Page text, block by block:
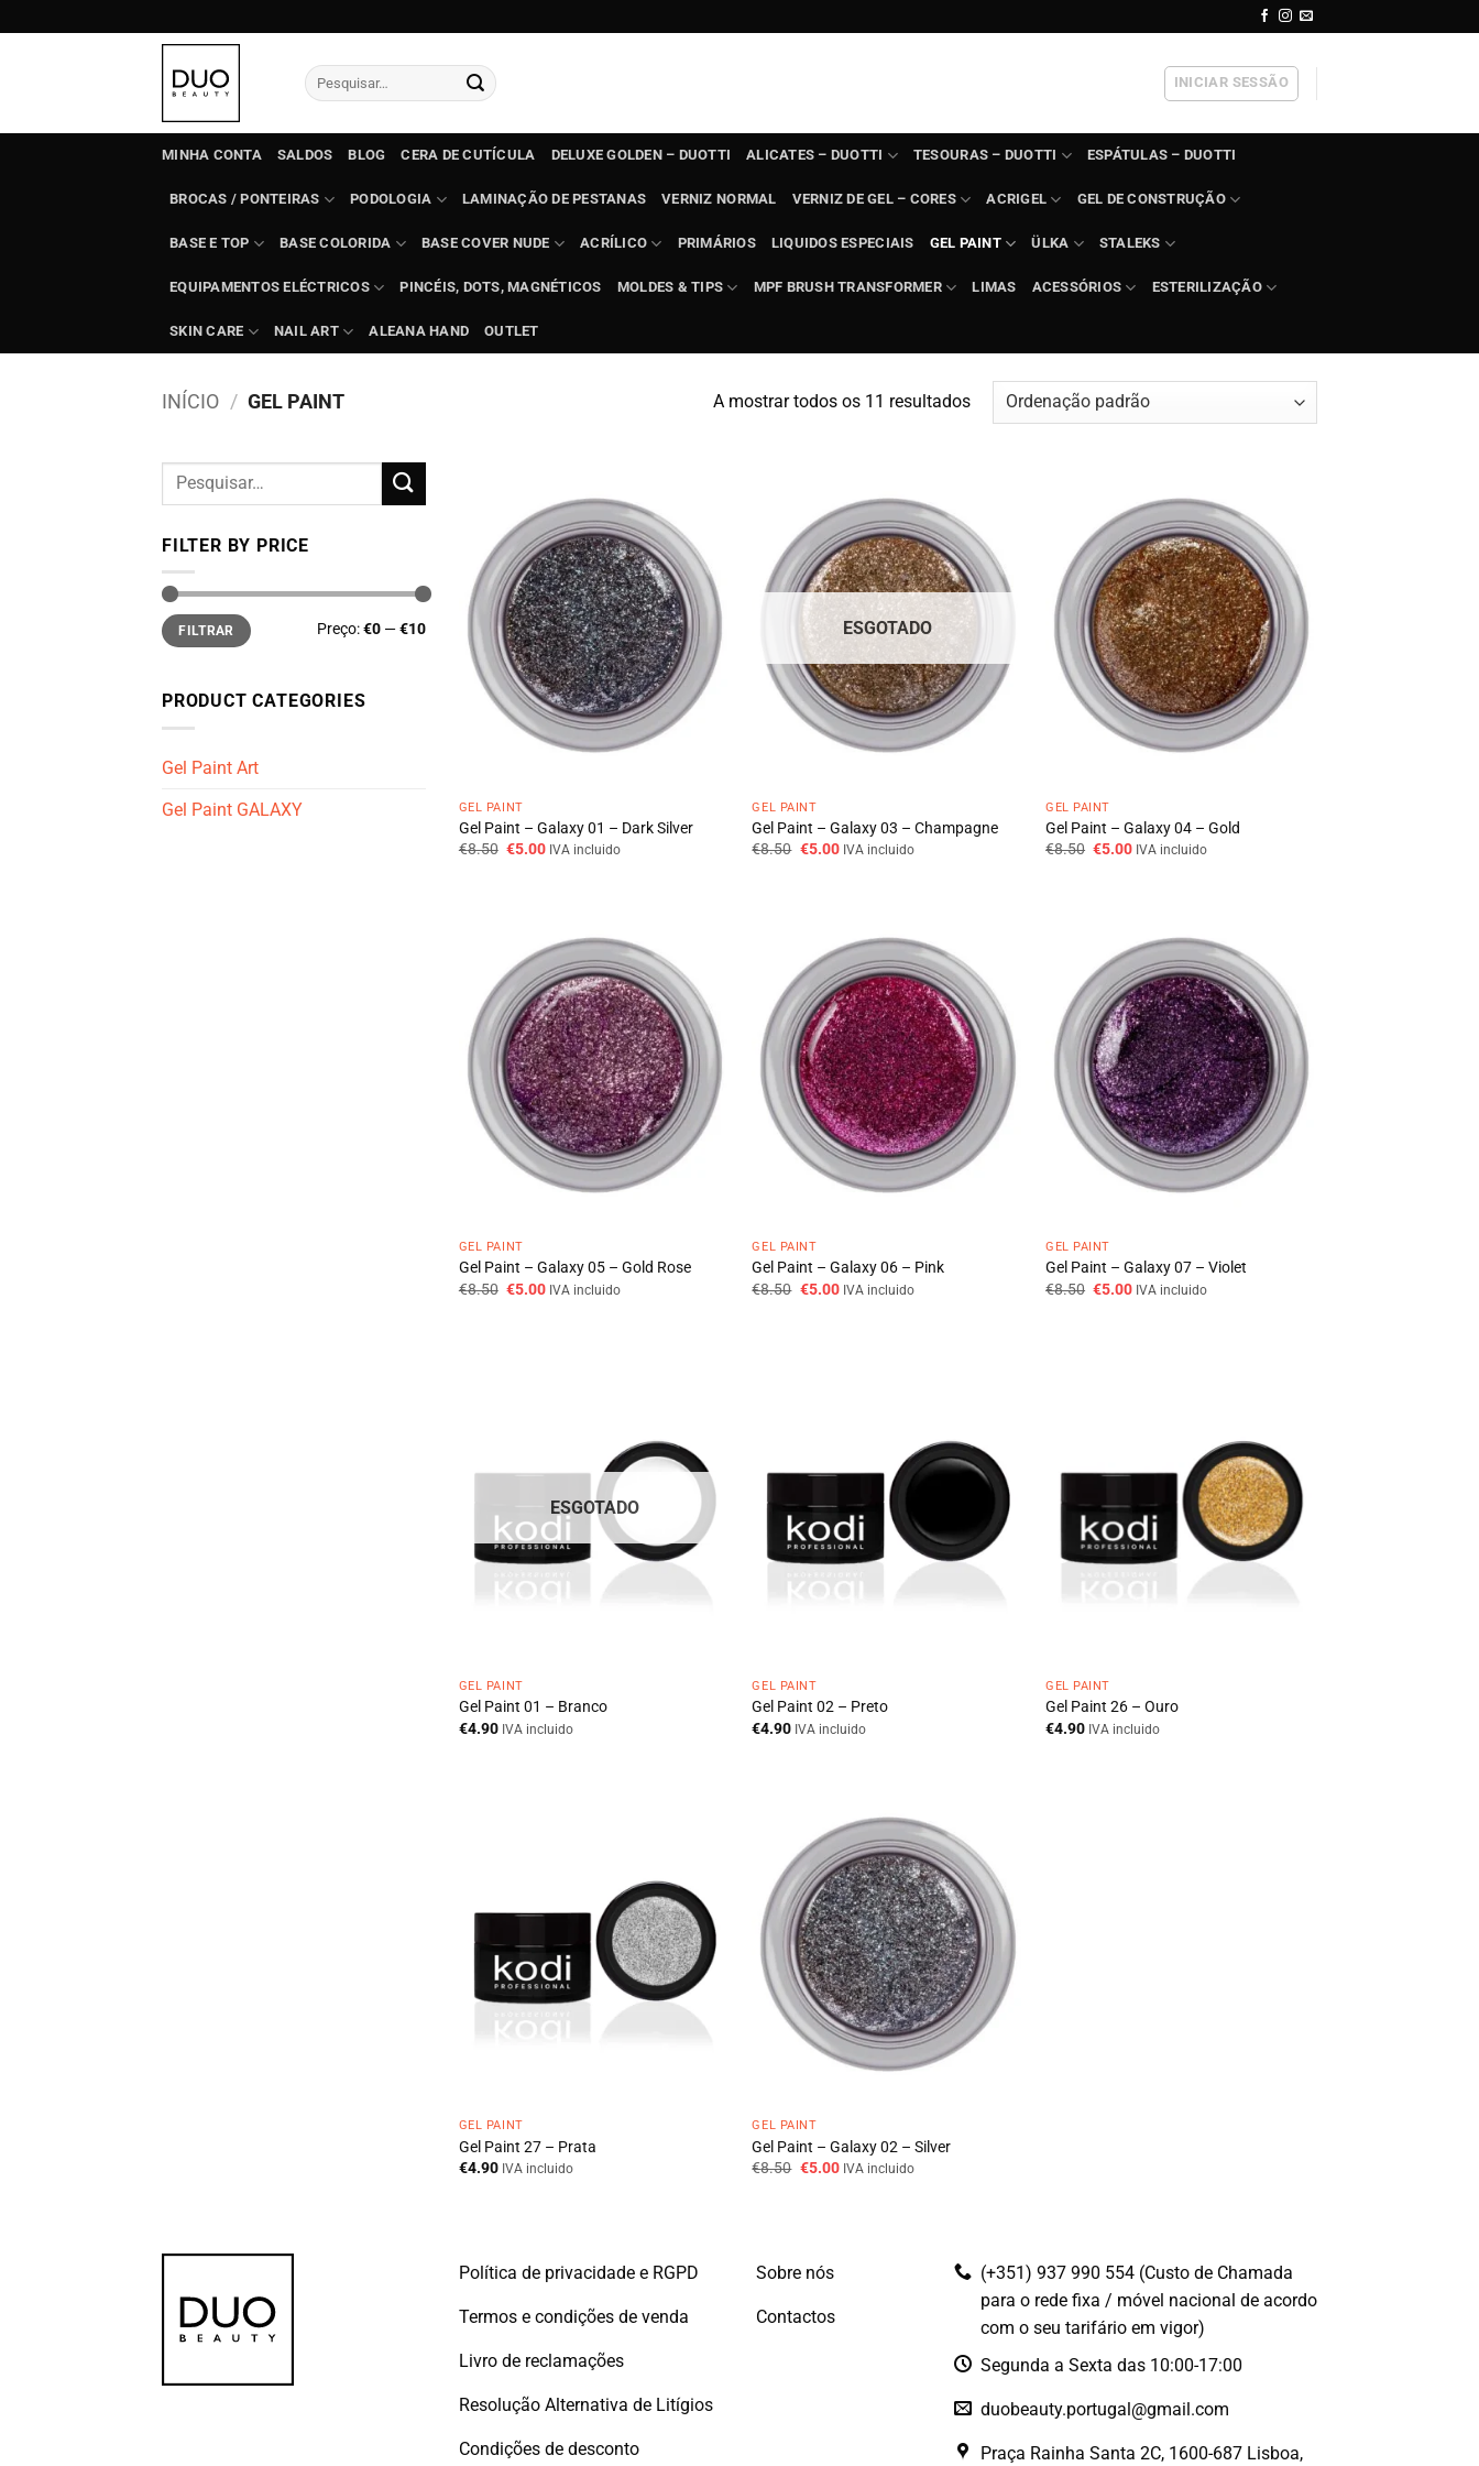
to
Pesquisar
por:
INICIAR SESSÃO
MINHA CONTA SALDOS BLOG CERA DE CUTÍCULA DELUXE GOLDEN – DUOTTI ALICATES – DUOTTI TESOURAS – DUOTTI ESPÁTULAS – DUOTTI
BROCAS / PONTEIRAS PODOLOGIA LAMINAÇÃO DE PESTANAS VERNIZ NORMAL VERNIZ DE GEL – CORES ACRIGEL GEL DE CONSTRUÇÃO
BASE E TOP BASE COLORIDA BASE COVER NUDE ACRÍLICO PRIMÁRIOS LIQUIDOS ESPECIAIS GEL PAINT ÜLKA STALEKS
EQUIPAMENTOS ELÉCTRICOS PINCÉIS, DOTS, MAGNÉTICOS MOLDES & TIPS MPF BRUSH TRANSFORMER LIMAS ACESSÓRIOS ESTERILIZAÇÃO
SKIN CARE NAIL ART ALEANA HAND OUTLET
INÍCIO / GEL PAINT A mostrar todos os 11 resultados
Pesquisar
FILTER BY PRICE
Preço
mínimo
Preço
máximo
FILTRAR Preço:€0 —€10
PRODUCT CATEGORIES
Gel Paint Art
Gel Paint GALAXY
GEL PAINT
Gel Paint – Galaxy 01 – Dark Silver
€8.50 O
€5.00OIVA incluido
ESGOTADO
GEL PAINT
Gel Paint – Galaxy 03 – Champagne
€8.50 O
€5.00OIVA incluido
GEL PAINT
Gel Paint – Galaxy 04 – Gold
€8.50 O
€5.00OIVA incluido
GEL PAINT
Gel Paint – Galaxy 05 – Gold Rose
€8.50 O
€5.00OIVA incluido
GEL PAINT
Gel Paint – Galaxy 06 – Pink
€8.50 O
€5.00OIVA incluido
GEL PAINT
Gel Paint – Galaxy 07 – Violet
€8.50 O
€5.00OIVA incluido
ESGOTADO
GEL PAINT
Gel Paint 01 – Branco
€4.90 IVA incluido
GEL PAINT
Gel Paint 02 – Preto
€4.90 IVA incluido
GEL PAINT
Gel Paint 26 – Ouro
€4.90 IVA incluido
GEL PAINT
Gel Paint 27 – Prata
€4.90 IVA incluido
GEL PAINT
Gel Paint – Galaxy 02 – Silver
€8.50 O
€5.00OIVA incluido
Política de privacidade e RGPD
Termos e condições de venda
Livro de reclamações
Resolução Alternativa de Litígios
Condições de desconto
Sobre nós
Contactos
(+351) 937 990 554 (Custo de Chamada
para o rede fixa / móvel nacional de acordo
com o seu tarifário em vigor)
Segunda a Sexta das 10:00-17:00
duobeauty.portugal@gmail.com
Praça Rainha Santa 2C, 1600-687 Lisboa,